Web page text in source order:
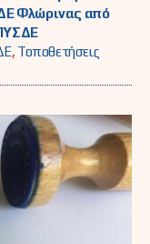
Φλώρινας από
, Τοποθετήσεις